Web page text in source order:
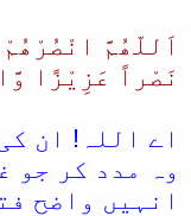
اَللّھُمَّ
نَصْراً عَزِیْزًا
اے اللہ! ان
وہ مدد کر جو
انہیں واضح